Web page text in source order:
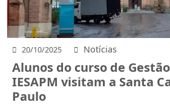
20/10/2025 Notícias
Alunos do curso de
IESAPM visitam a Santa
Paulo